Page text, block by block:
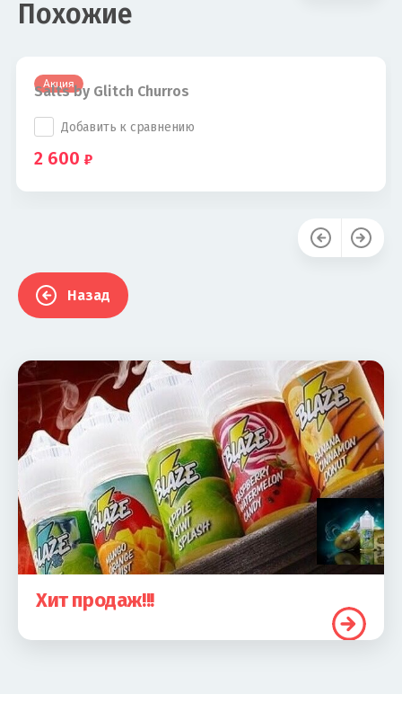
Похожие
Акция
Salts by Glitch Churros
Добавить к сравнению
2 600
Назад
Хит продаж!!!